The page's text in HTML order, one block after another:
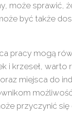
może sprawić,
być także
pracy mogą
i krzeseł,
miejsca do
przyczynić się